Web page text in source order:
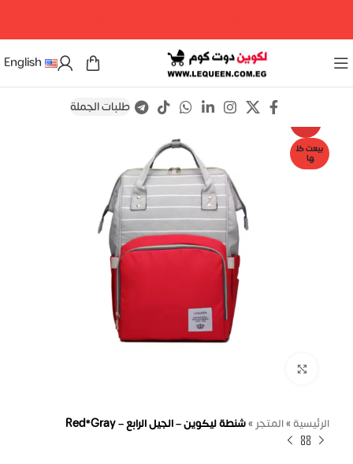
English
طلبات الجملة
بيعت كل
ها
الرئيسية»المتجر »شنطة ليكوين – الجيل الرابع – Red*Gray